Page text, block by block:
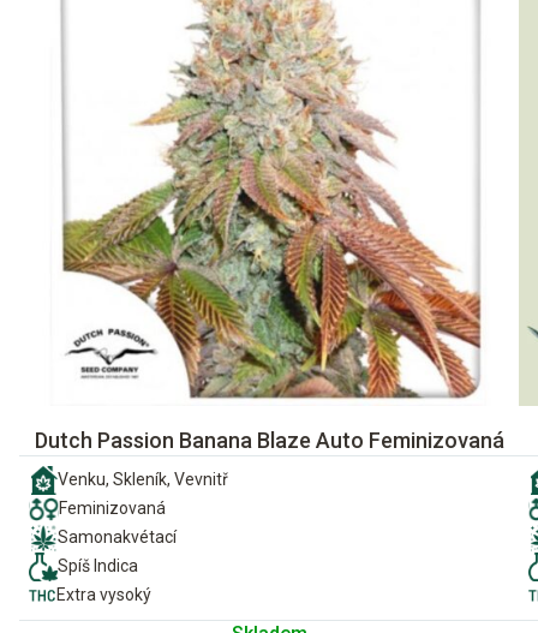
Dutch Passion Banana Blaze Auto Feminizovaná
Venku, Skleník, Vevnitř
Feminizovaná
Samonakvétací
Spíš Indica
Extra vysoký